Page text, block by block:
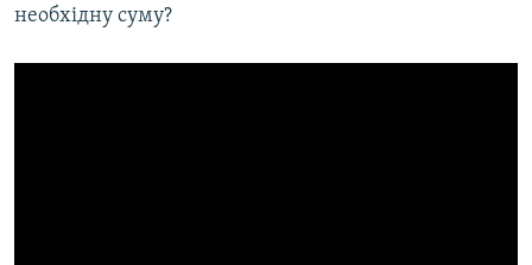
необхідну суму?